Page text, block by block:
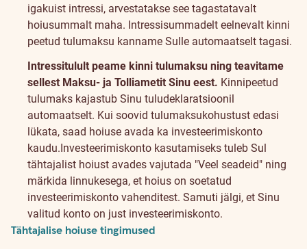
igakuist intressi, arvestatakse see tagastatavalt
hoiusummalt maha. Intressisummadelt eelnevalt kinni
peetud tulumaksu kanname Sulle automaatselt tagasi.
Intressitulult peame kinni tulumaksu ning teavitame
sellest Maksu- ja Tolliametit Sinu eest. Kinnipeetud
tulumaks kajastub Sinu tuludeklaratsioonil
automaatselt. Kui soovid tulumaksukohustust edasi
lükata, saad hoiuse avada ka investeerimiskonto
kaudu. Investeerimiskonto kasutamiseks tuleb Sul
tähtajalist hoiust avades vajutada "Veel seadeid" ning
märkida linnukesega, et hoius on soetatud
investeerimiskonto vahenditest. Samuti jälgi, et Sinu
valitud konto on just investeerimiskonto.
Tähtajalise hoiuse tingimused